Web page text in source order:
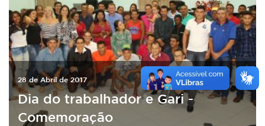
28 de Abril de 2017
Dia do trabalhador e Gari -
Comemoração